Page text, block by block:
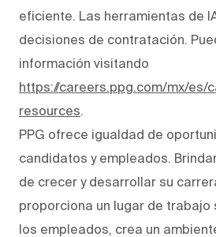
eficiente. Las herramientas de
decisiones de contratación.
información visitando
https://careers.ppg.com/mx/es/
resources.
PPG ofrece igualdad de
candidatos y empleados.
de crecer y desarrollar su
proporciona un lugar de
los empleados, crea un